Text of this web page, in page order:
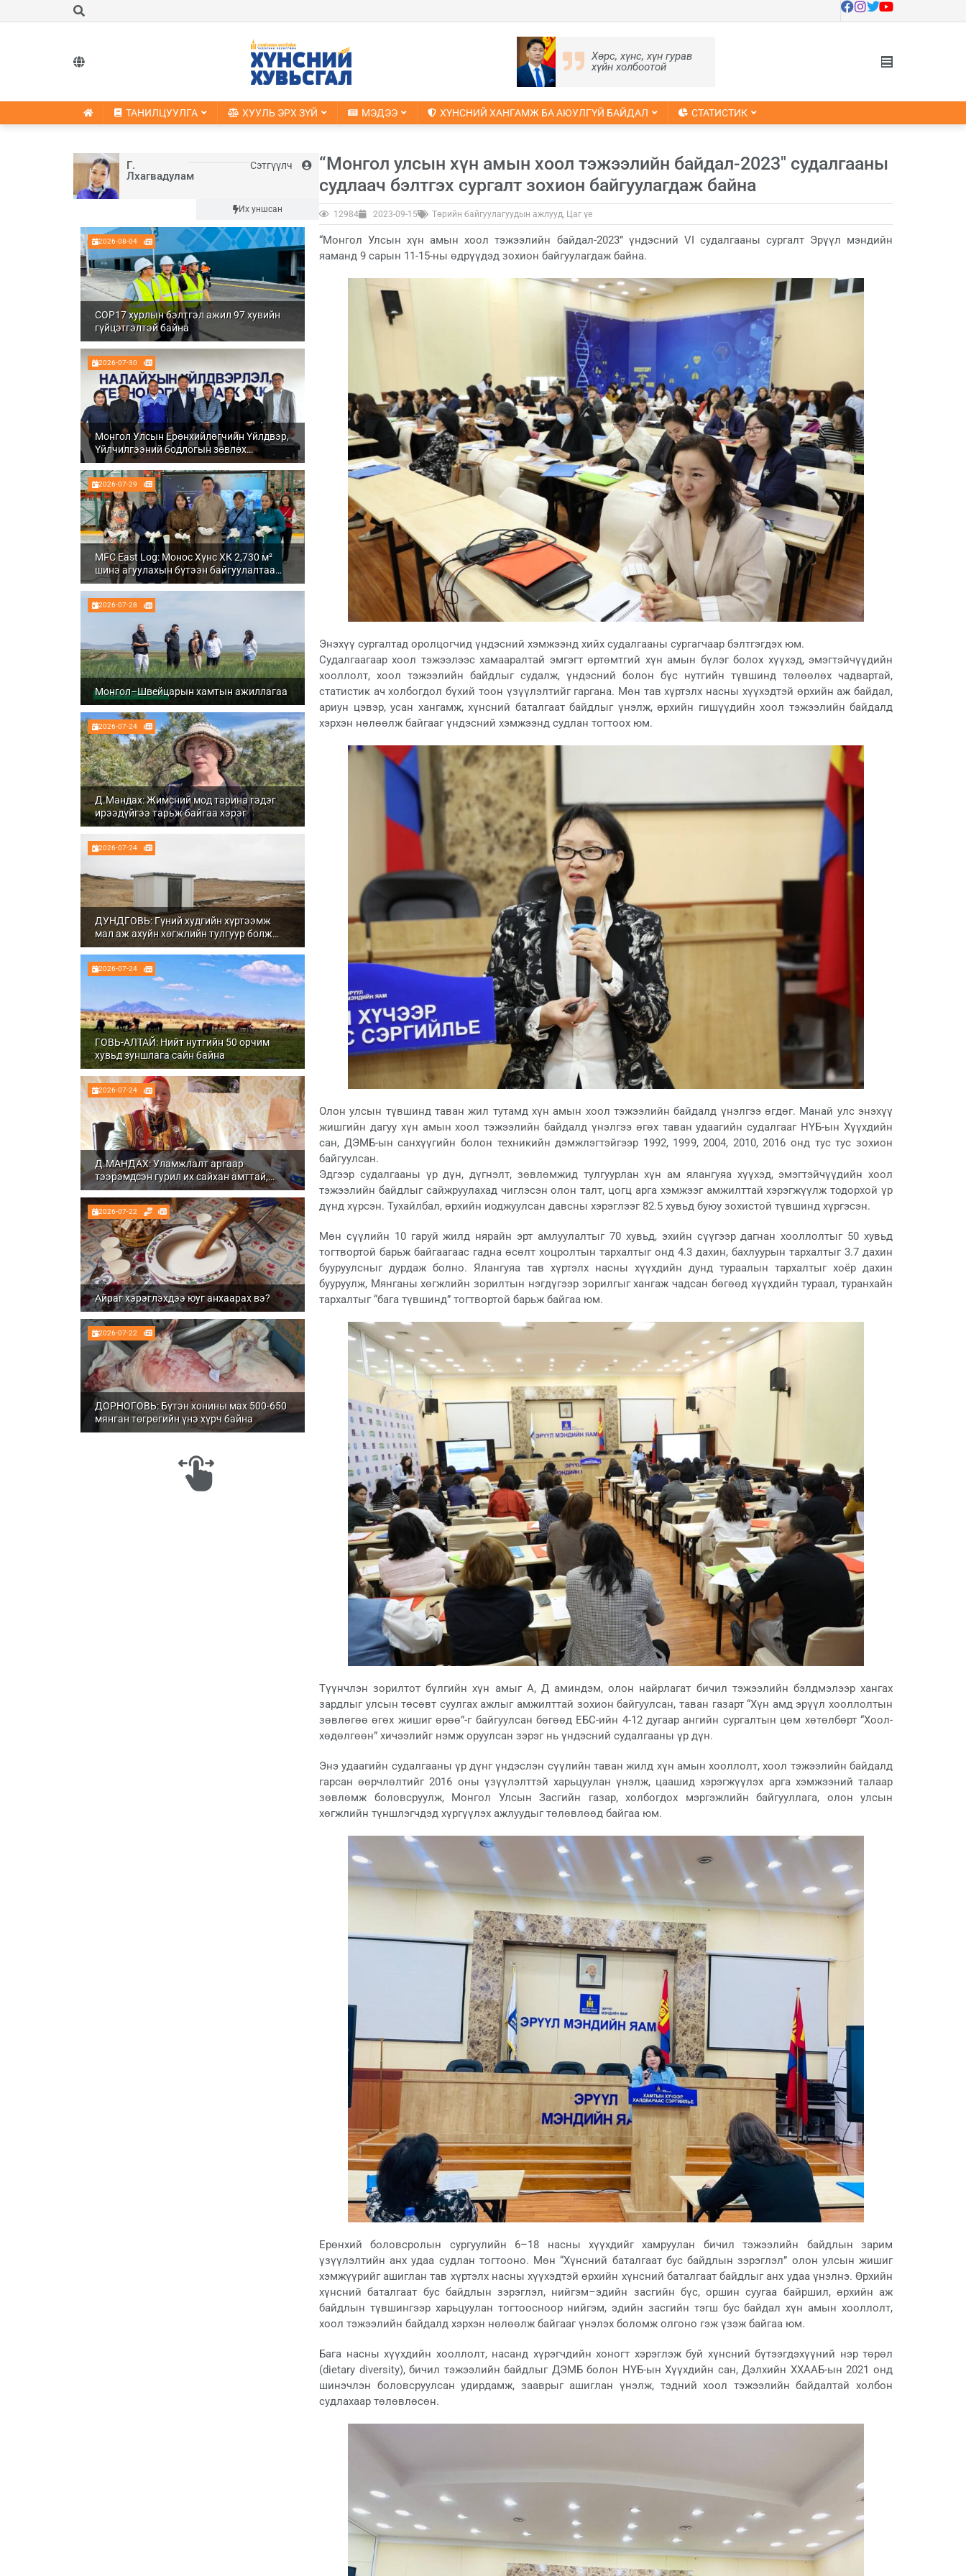
Хөрс, хүнс, хүн гурав
хүйн холбоотой
ТАНИЛЦУУЛГА ХУУЛЬ ЭРХ ЗҮЙ МЭДЭЭ ХҮНСНИЙ ХАНГАМЖ БА АЮУЛГҮЙ БАЙДАЛ СТАТИСТИК
Г.
Лхагвадулам
Сэтгүүлч
Их уншсан
2026-08-04
COP17 хурлын бэлтгэл ажил 97 хувийн
гүйцэтгэлтэй байна
2026-07-30
Монгол Улсын Ерөнхийлөгчийн Үйлдвэр,
Үйлчилгээний бодлогын зөвлөх
Ч.Даваабаяр Налайх дүүргийн
Үйлдвэрлэл, технологийн парк ХК болон
Налуу-Ухаа эдийн засгийн тусгай бүсэд
ажиллалаа
2026-07-29
MFC East Log: Монос Хүнс ХК 2,730 м²
шинэ агуулахын бүтээн байгуулалтаа
бүрэн дуусгаж, ашиглалтад орууллаа
2026-07-28
Монгол–Швейцарын хамтын ажиллагаа
2026-07-24
Д.Мандах: Жимсний мод тарина гэдэг
ирээдүйгээ тарьж байгаа хэрэг
2026-07-24
ДУНДГОВЬ: Гүний худгийн хүртээмж
мал аж ахуйн хөгжлийн тулгуур болж
байна
2026-07-24
ГОВЬ-АЛТАЙ: Нийт нутгийн 50 орчим
хувьд зуншлага сайн байна
2026-07-24
Д.МАНДАХ: Уламжлалт аргаар
тээрэмдсэн гурил их сайхан амттай,
шим тэжээлтэй болдог
2026-07-22
Айраг хэрэглэхдээ юуг анхаарах вэ?
2026-07-22
ДОРНОГОВЬ: Бүтэн хонины мах 500-650
мянган төгрөгийн үнэ хүрч байна
“Монгол улсын хүн амын хоол тэжээлийн байдал-2023″ судалгааны
судлаач бэлтгэх сургалт зохион байгуулагдаж байна
12984 2023-09-15 Төрийн байгуулагуудын ажлууд, Цаг үе
“Монгол Улсын хүн амын хоол тэжээлийн байдал-2023” үндэсний VI судалгааны сургалт Эрүүл мэндийн
яаманд 9 сарын 11-15-ны өдрүүдэд зохион байгуулагдаж байна.
Энэхүү сургалтад оролцогчид үндэсний хэмжээнд хийх судалгааны сургагчаар бэлтгэгдэх юм.
Судалгаагаар хоол тэжээлээс хамааралтай эмгэгт өртөмтгий хүн амын бүлэг болох хүүхэд, эмэгтэйчүүдийн
хооллолт, хоол тэжээлийн байдлыг судалж, үндэсний болон бүс нутгийн түвшинд төлөөлөх чадвартай,
статистик ач холбогдол бүхий тоон үзүүлэлтийг гаргана. Мөн тав хүртэлх насны хүүхэдтэй өрхийн аж байдал,
ариун цэвэр, усан хангамж, хүнсний баталгаат байдлыг үнэлж, өрхийн гишүүдийн хоол тэжээлийн байдалд
хэрхэн нөлөөлж байгааг үндэсний хэмжээнд судлан тогтоох юм.
Олон улсын түвшинд таван жил тутамд хүн амын хоол тэжээлийн байдалд үнэлгээ өгдөг. Манай улс энэхүү
жишгийн дагуу хүн амын хоол тэжээлийн байдалд үнэлгээ өгөх таван удаагийн судалгааг НҮБ-ын Хүүхдийн
сан, ДЭМБ-ын санхүүгийн болон техникийн дэмжлэгтэйгээр 1992, 1999, 2004, 2010, 2016 онд тус тус зохион
байгуулсан.
Эдгээр судалгааны үр дүн, дүгнэлт, зөвлөмжид тулгуурлан хүн ам ялангуяа хүүхэд, эмэгтэйчүүдийн хоол
тэжээлийн байдлыг сайжруулахад чиглэсэн олон талт, цогц арга хэмжээг амжилттай хэрэгжүүлж тодорхой үр
дүнд хүрсэн. Тухайлбал, өрхийн иоджуулсан давсны хэрэглээг 82.5 хувьд буюу зохистой түвшинд хүргэсэн.
Мөн сүүлийн 10 гаруй жилд нярайн эрт амлуулалтыг 70 хувьд, эхийн сүүгээр дагнан хооллолтыг 50 хувьд
тогтвортой барьж байгаагаас гадна өсөлт хоцролтын тархалтыг онд 4.3 дахин, бахлуурын тархалтыг 3.7 дахин
бууруулсныг дурдаж болно. Ялангуяа тав хүртэлх насны хүүхдийн дунд тураалын тархалтыг хоёр дахин
бууруулж, Мянганы хөгжлийн зорилтын нэгдүгээр зорилгыг хангаж чадсан бөгөөд хүүхдийн тураал, туранхайн
тархалтыг “бага түвшинд” тогтвортой барьж байгаа юм.
Түүнчлэн зорилтот бүлгийн хүн амыг А, Д аминдэм, олон найрлагат бичил тэжээлийн бэлдмэлээр хангах
зардлыг улсын төсөвт суулгах ажлыг амжилттай зохион байгуулсан, таван газарт “Хүн амд эрүүл хооллолтын
зөвлөгөө өгөх жишиг өрөө”-г байгуулсан бөгөөд ЕБС-ийн 4-12 дугаар ангийн сургалтын цөм хөтөлбөрт “Хоол-
хөдөлгөөн” хичээлийг нэмж оруулсан зэрэг нь үндэсний судалгааны үр дүн.
Энэ удаагийн судалгааны үр дүнг үндэслэн сүүлийн таван жилд хүн амын хооллолт, хоол тэжээлийн байдалд
гарсан өөрчлөлтийг 2016 оны үзүүлэлттэй харьцуулан үнэлж, цаашид хэрэгжүүлэх арга хэмжээний талаар
зөвлөмж боловсруулж, Монгол Улсын Засгийн газар, холбогдох мэргэжлийн байгууллага, олон улсын
хөгжлийн түншлэгчдэд хүргүүлэх ажлуудыг төлөвлөөд байгаа юм.
Ерөнхий боловсролын сургуулийн 6–18 насны хүүхдийг хамруулан бичил тэжээлийн байдлын зарим
үзүүлэлтийн анх удаа судлан тогтооно. Мөн “Хүнсний баталгаат бус байдлын зэрэглэл” олон улсын жишиг
хэмжүүрийг ашиглан тав хүртэлх насны хүүхэдтэй өрхийн хүнсний баталгаат байдлыг анх удаа үнэлнэ. Өрхийн
хүнсний баталгаат бус байдлын зэрэглэл, нийгэм–эдийн засгийн бүс, оршин суугаа байршил, өрхийн аж
байдлын түвшингээр харьцуулан тогтоосноор нийгэм, эдийн засгийн тэгш бус байдал хүн амын хооллолт,
хоол тэжээлийн байдалд хэрхэн нөлөөлж байгааг үнэлэх боломж олгоно гэж үзэж байгаа юм.
Бага насны хүүхдийн хооллолт, насанд хүрэгчдийн хоногт хэрэглэж буй хүнсний бүтээгдэхүүний нэр төрөл
(dietary diversity), бичил тэжээлийн байдлыг ДЭМБ болон НҮБ-ын Хүүхдийн сан, Дэлхийн ХХААБ-ын 2021 онд
шинэчлэн боловсруулсан удирдамж, зааврыг ашиглан үнэлж, тэдний хоол тэжээлийн байдалтай холбон
судлахаар төлөвлөсөн.